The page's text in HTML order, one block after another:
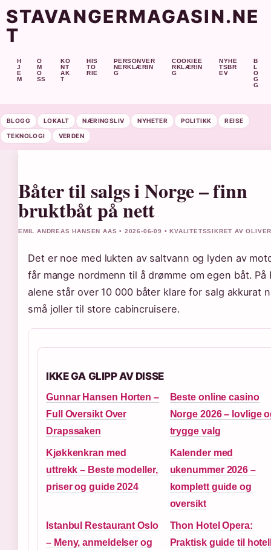
STAVANGERMAGASIN.NE
T
H
J
E
M
O
M
O
SS
KO
NT
AK
T
HIS
TO
RIE
PERSONVER
NERKLÆRIN
G
COOKIEE
RKLÆRIN
G
NYHE
TSBR
EV
B
L
O
G
G
BLOGG LOKALT NÆRINGSLIV NYHETER POLITIKK REISE
TEKNOLOGI VERDEN
Båter til salgs i Norge – finn
bruktbåt på nett
EMIL ANDREAS HANSEN AAS • 2026-06-09 • KVALITETSSIKRET AV
Det er noe med lukten av saltvann og lyden av
får mange nordmenn til å drømme om egen båt. På
alene står over 10 000 båter klare for salg akkurat
små joller til store cabincruisere.
IKKE GA GLIPP AV DISSE
Gunnar Hansen Horten –
Full Oversikt Over
Drapssaken
Beste online casino
Norge 2026 – lovlige
trygge valg
Kjøkkenkran med
uttrekk – Beste modeller,
priser og guide 2024
Kalender med
ukenummer 2026 –
komplett guide og
oversikt
Istanbul Restaurant Oslo
– Meny, anmeldelser og
Thon Hotel Opera:
Praktisk guide til